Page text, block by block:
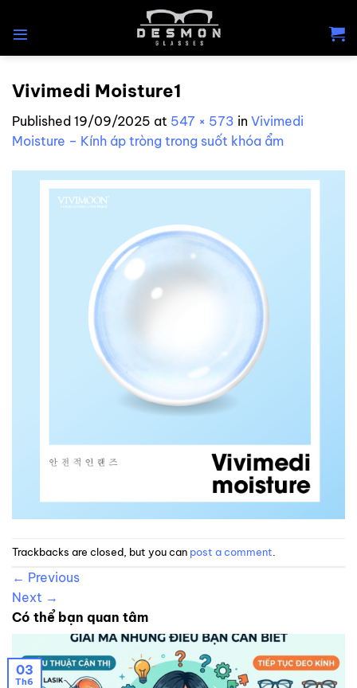
Vivimedi Moisture1
Published 19/09/2025 at 547 × 573 in Vivimedi
Moisture – Kính áp tròng trong suốt khóa ẩm
Trackbacks are closed, but you can post a comment.
← Previous
Next →
Có thể bạn quan tâm
03
Th6